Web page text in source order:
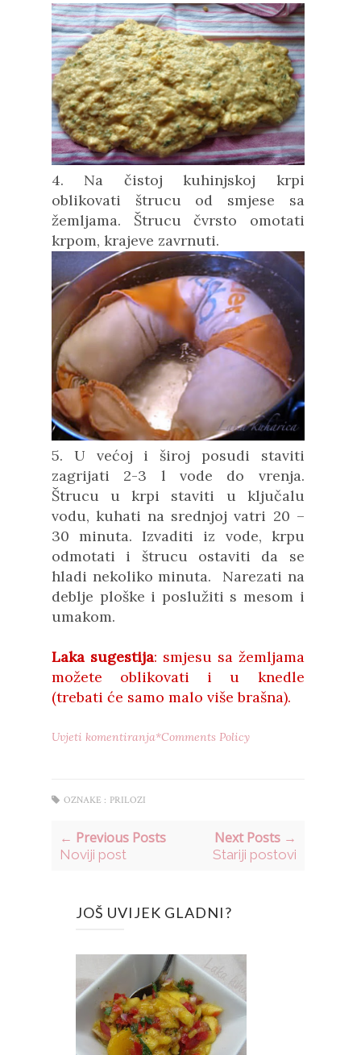
4. Na čistoj kuhinjskoj krpi
oblikovati štrucu od smjese sa
žemljama. Štrucu čvrsto omotati
krpom, krajeve zavrnuti.
5. U većoj i široj posudi staviti
zagrijati 2-3 l vode do vrenja.
Štrucu u krpi staviti u ključalu
vodu, kuhati na srednjoj vatri 20 –
30 minuta. Izvaditi iz vode, krpu
odmotati i štrucu ostaviti da se
hladi nekoliko minuta. Narezati na
deblje ploške i poslužiti s mesom i
umakom.
Laka sugestija: smjesu sa žemljama
možete oblikovati i u knedle
(trebati će samo malo više brašna).
Uvjeti komentiranja*Comments Policy
OZNAKE : PRILOZI
← Previous Posts
Noviji post
Next Posts →
Stariji postovi
JOŠ UVIJEK GLADNI?